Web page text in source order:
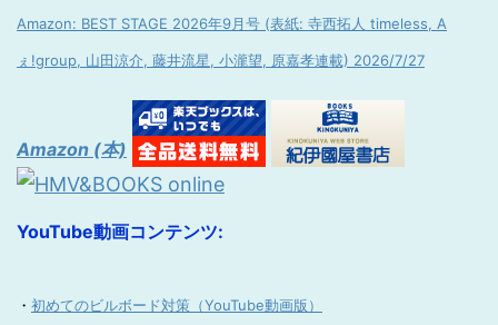
Amazon: BEST STAGE 2026年9月号 (表紙: 寺西拓人 timeless, A
ぇ!group, 山田涼介, 藤井流星, 小瀧望, 原嘉孝連載) 2026/7/27
Amazon (本)
YouTube動画コンテンツ:
・ 初めてのビルボード対策（YouTube動画版）